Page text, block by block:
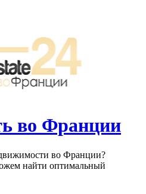
во Франции
во Франции?
найти оптимальный